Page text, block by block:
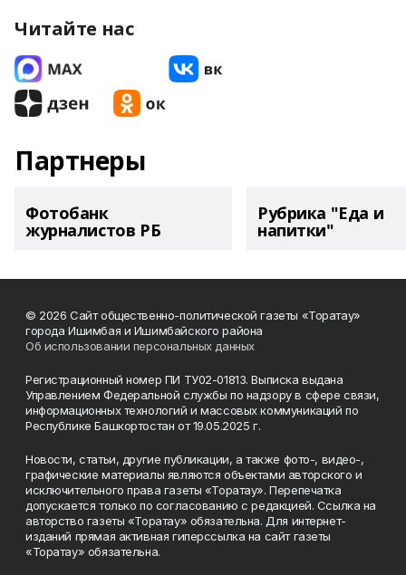
Читайте нас
Партнеры
Фотобанк
журналистов РБ
Рубрика "Еда и
напитки"
© 2026 Сайт общественно-политической газеты «Торатау»
города Ишимбая и Ишимбайского района
Об использовании персональных данных
Регистрационный номер ПИ ТУ02-01813. Выписка выдана
Управлением Федеральной службы по надзору в сфере связи,
информационных технологий и массовых коммуникаций по
Республике Башкортостан от 19.05.2025 г.
Новости, статьи, другие публикации, а также фото-, видео-,
графические материалы являются объектами авторского и
исключительного права газеты «Торатау». Перепечатка
допускается только по согласованию с редакцией. Ссылка на
авторство газеты «Торатау» обязательна. Для интернет-
изданий прямая активная гиперссылка на сайт газеты
«Торатау» обязательна.